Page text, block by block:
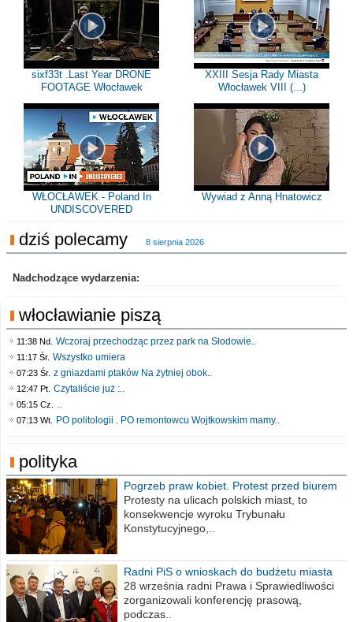
sixf33t .Last Year DRONE
FOOTAGE Włocławek
XXIII Sesja Rady Miasta
Włocławek VIII (...)
WŁOCŁAWEK - Poland In
UNDISCOVERED
Wywiad z Anną Hnatowicz
dziś polecamy 8 sierpnia 2026
Nadchodzące wydarzenia:
włocławianie piszą
11:38 Nd. Wczoraj przechodząc przez park na Słodowie..
11:17 Śr. Wszystko umiera
07:23 Śr. z gniazdami ptaków Na żytniej obok..
12:47 Pt. Czytaliście już :..
05:15 Cz. ..
07:13 Wt. PO politologii . PO remontowcu Wojtkowskim mamy..
polityka
Pogrzeb praw kobiet. Protest przed biurem
poselskim PiS
Protesty na ulicach polskich miast, to
konsekwencje wyroku Trybunału
Konstytucyjnego,..
Radni PiS o wnioskach do budżetu miasta
na 2021 rok
28 września radni Prawa i Sprawiedliwości
zorganizowali konferencję prasową,
podczas..